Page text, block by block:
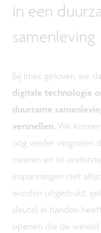
in een
samenleving
Bij imec geloven we
digitale technologie
duurzame
versnellen. We
nog verder vergroten
creëren en te
inspanningen niet
worden uitgedrukt,
sleutel in handen
openen die de